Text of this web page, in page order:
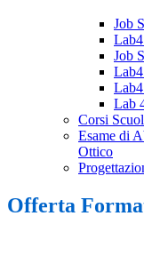
Job
Job
Lab
Corsi
Esame di
Ottico
Offerta